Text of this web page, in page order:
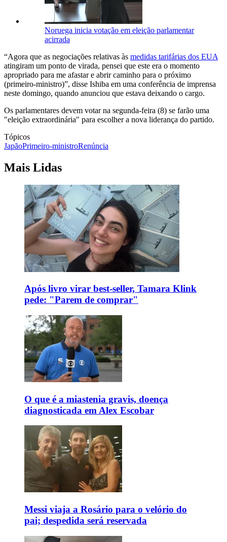
Noruega inicia votação em eleição parlamentar
acirrada
“Agora que as negociações relativas às medidas tarifárias dos EUA
atingiram um ponto de virada, pensei que este era o momento
apropriado para me afastar e abrir caminho para o próximo
(primeiro-ministro)”, disse Ishiba em uma conferência de imprensa
neste domingo, quando anunciou que estava deixando o cargo.
Os parlamentares devem votar na segunda-feira (8) se farão uma
"eleição extraordinária" para escolher a nova liderança do partido.
Tópicos
JapãoPrimeiro-ministroRenúncia
Mais Lidas
Após livro virar best-seller, Tamara Klink
pede: "Parem de comprar"
O que é a miastenia gravis, doença
diagnosticada em Alex Escobar
Messi viaja a Rosário para o velório do
pai; despedida será reservada